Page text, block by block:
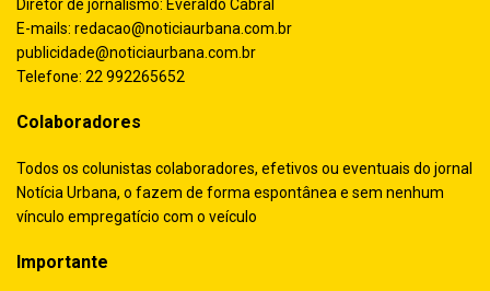
Diretor de jornalismo: Everaldo Cabral
E-mails: redacao@noticiaurbana.com.br
publicidade@noticiaurbana.com.br
Telefone: 22 992265652
Colaboradores
Todos os colunistas colaboradores, efetivos ou eventuais do jornal
Notícia Urbana, o fazem de forma espontânea e sem nenhum
vínculo empregatício com o veículo
Importante